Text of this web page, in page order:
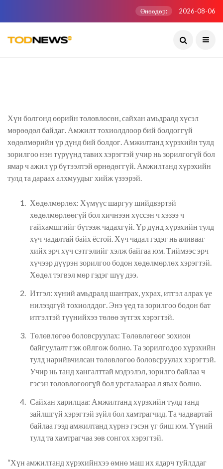
Өнөөдөр: 2026-08-06
Хүн болгонд өөрийн төлөвлөсөн, сайхан амьдралд хүсэл
мөрөөдөл байдаг. Амжилт тохиолдлоор бий болдоггүй
хөдөлмөрийн үр дүнд бий болдог. Амжилтанд хүрэхийн тулд
зорилгоо нэн түрүүнд тавих хэрэгтэй учир нь зорилгогүй бол
ямар ч ажил үр бүтээлтэй өрнөдөггүй. Амжилтанд хүрэхийн
тулд та дараах алхмуудыг хийж үзээрэй.
Хөдөлмөрлөх: Хүмүүс шаргуу шийдвэртэй
хөдөлмөрлөөгүй бол хичнээн хүссэн ч хэзээ ч
гайхамшгийг бүтээж чадахгүй. Үр дүнд хүрэхийн тулд
хүч чадалтай байх ёстой. Хүч чадал гэдэг нь аливааг
хийх эрч хүч сэтгэлийг хэлж байгаа юм. Тиймээс эрч
хүчээр дүүрэн зорилгоо бодон хөдөлмөрлөх хэрэгтэй.
Хөдөл тэгвэл мөр гэдэг шүү дээ.
Итгэл: хүний амьдралд шантрах, ухрах, итгэл алрах үе
нилээдгүй тохиолддог. Энэ үед та зорилгоо бодон бат
итгэлтэй түүнийхээ төлөө зүтгэх хэрэгтэй.
Төлөвлөгөө боловсруулах: Төлөвлөгөөг зохион
байгуулалт гэж ойлгож болно. Та зорилгодоо хүрэхийн
тулд нарийвчилсан төлөвлөгөө боловсруулах хэрэгтэй.
Учир нь танд хангалттай мэдээлэл, зорилго байлаа ч
гэсэн төлөвлөгөөгүй бол урсгалаараа л явах болно.
Сайхан харилцаа: Амжилтанд хүрэхийн тулд танд
зайлшгүй хэрэгтэй зүйл бол хамтрагчид. Та чадвартай
байлаа гээд амжилтанд хүрнэ гэсэн үг биш юм. Үүний
тулд та хамтрагчаа зөв сонгох хэрэгтэй.
“Хүн амжилтанд хүрэхийнхээ өмнө маш их ядарч туйлддаг